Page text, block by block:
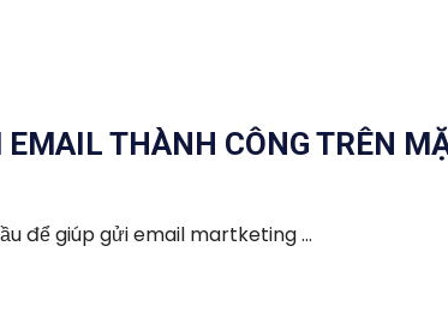
THÀNH CÔNG TRÊN
để giúp gửi email martketing ...